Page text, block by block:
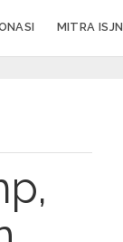
MITRA ISJN